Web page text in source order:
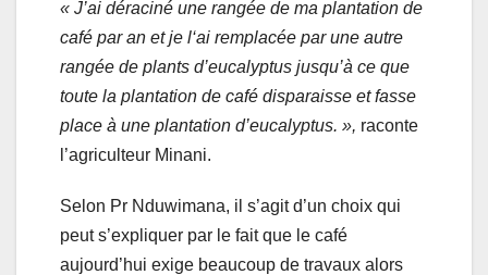
« J’ai déraciné une rangée de ma plantation de
café par an et je l‘ai remplacée par une autre
rangée de plants d’eucalyptus jusqu’à ce que
toute la plantation de café disparaisse et fasse
place à une plantation d’eucalyptus. », raconte
l’agriculteur Minani.
Selon Pr Nduwimana, il s’agit d’un choix qui
peut s’expliquer par le fait que le café
aujourd’hui exige beaucoup de travaux alors